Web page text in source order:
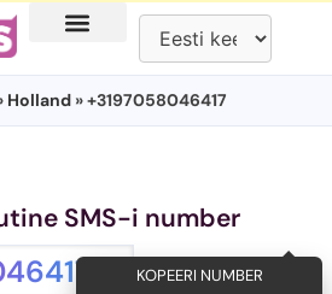
Holland » +3197058046417
SMS-i number
KOPEERI NUMBER